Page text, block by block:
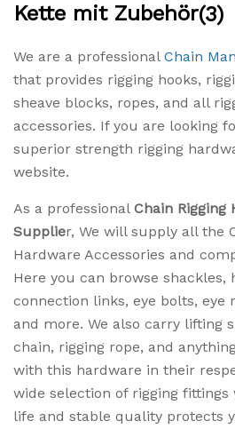
Kette mit Zubehör(3)
We are a professional Chain
that provides rigging hooks,
sheave blocks, ropes, and all
accessories. If you are looking
superior strength rigging
website.
As a professional Chain Rigging
Supplier, We will supply all the
Hardware Accessories and
Here you can browse shackles,
connection links, eye bolts, eye
and more. We also carry lifting
chain, rigging rope, and
with this hardware in their
wide selection of rigging
life and stable quality protects